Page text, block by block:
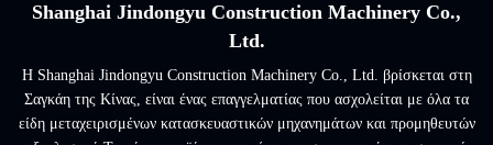
Shanghai Jindongyu Construction Machinery Co.,
Ltd.
Η Shanghai Jindongyu Construction Machinery Co., Ltd. βρίσκεται στη
Σαγκάη της Κίνας, είναι ένας επαγγελματίας που ασχολείται με όλα τα
είδη μεταχειρισμένων κατασκευαστικών μηχανημάτων και προμηθευτών